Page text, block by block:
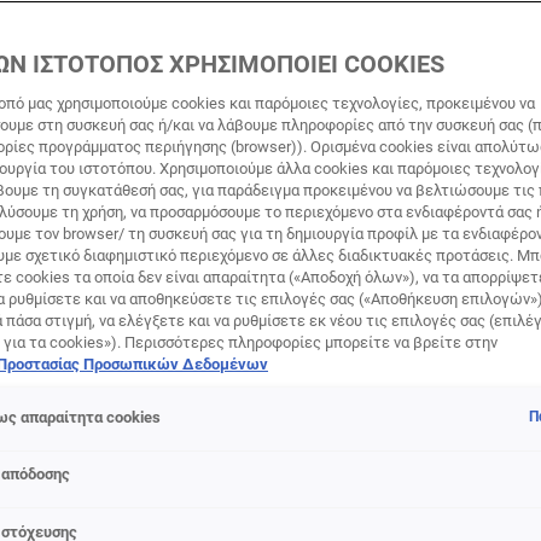
επιδερμίδα πριν
και θέλετε να είστε άψογη και εντυπωσιακή όλη τη
ορίστε 3 γρήγορες συμβουλές ομορφιές που
είστε η ωραία της παρέας.
ΙΣΤΟΤΟΠΟΣ ΧΡΗΣΙΜΟΠΟΙΕΙ COOKIES
μας χρησιμοποιούμε cookies και παρόμοιες τεχνολογίες, προκειμένου να
στη συσκευή σας ή/και να λάβουμε πληροφορίες από την συσκευή σας
προγράμματος περιήγησης (browser)). Ορισμένα cookies είναι
του ιστοτόπου. Χρησιμοποιούμε άλλα cookies και παρόμοιες
τη συγκατάθεσή σας, για παράδειγμα προκειμένου να βελτιώσουμε τις
τη χρήση, να προσαρμόσουμε το περιεχόμενο στα ενδιαφέροντά σας
τον browser/ τη συσκευή σας για τη δημιουργία προφίλ με τα
σχετικό διαφημιστικό περιεχόμενο σε άλλες διαδικτυακές προτάσεις.
cookies τα οποία δεν είναι απαραίτητα («Αποδοχή όλων»), να τα
ρυθμίσετε και να αποθηκεύσετε τις επιλογές σας («Αποθήκευση
πάσα στιγμή, να ελέγξετε και να ρυθμίσετε εκ νέου τις επιλογές σας
για τα cookies»). Περισσότερες πληροφορίες μπορείτε να βρείτε στην
Προσωπικών Δεδομένων
απαραίτητα cookies